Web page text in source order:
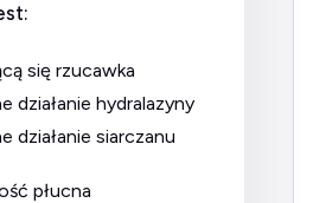
się rzucawka
działanie hydralazyny
płucna